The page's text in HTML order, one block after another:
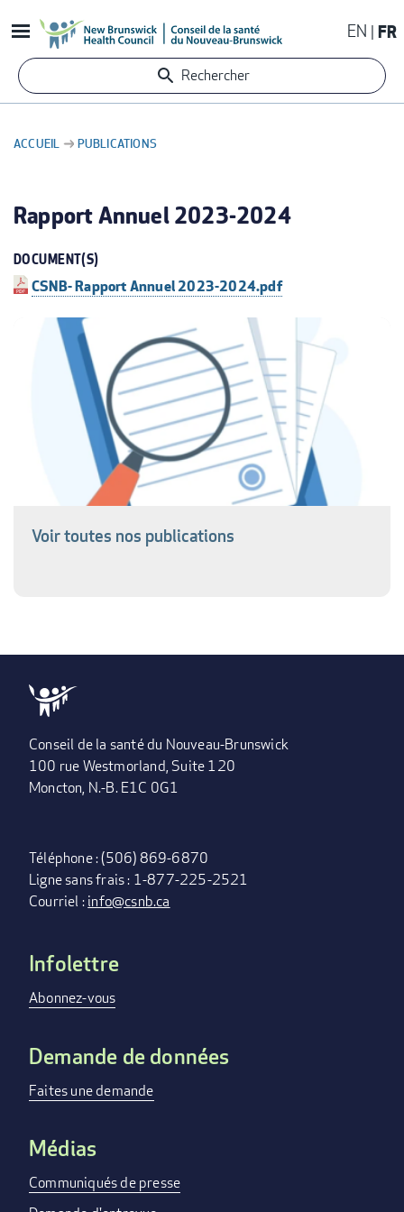
au
contenu
principal
EN FR
Rechercher
D'ARIANE
ACCUEIL PUBLICATIONS
Rapport Annuel 2023-2024
DOCUMENT(S)
CSNB- Rapport Annuel 2023-2024.pdf
Voir toutes nos publications
Conseil de la santé du Nouveau-Brunswick
100 rue Westmorland, Suite 120
Moncton, N.-B. E1C 0G1
Téléphone : (506) 869-6870
Ligne sans frais : 1-877-225-2521
Courriel :info@csnb.ca
FOOTER
MENU
Infolettre
Abonnez-vous
Demande de données
Faites une demande
Médias
Communiqués de presse